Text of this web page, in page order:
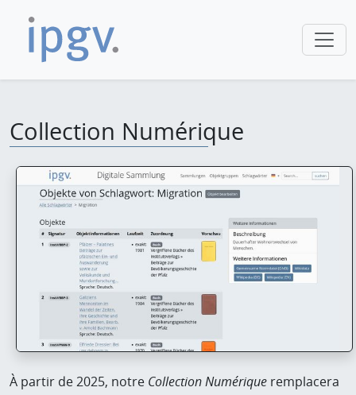
Collection Numérique
À partir de 2025, notre Collection Numérique remplacera